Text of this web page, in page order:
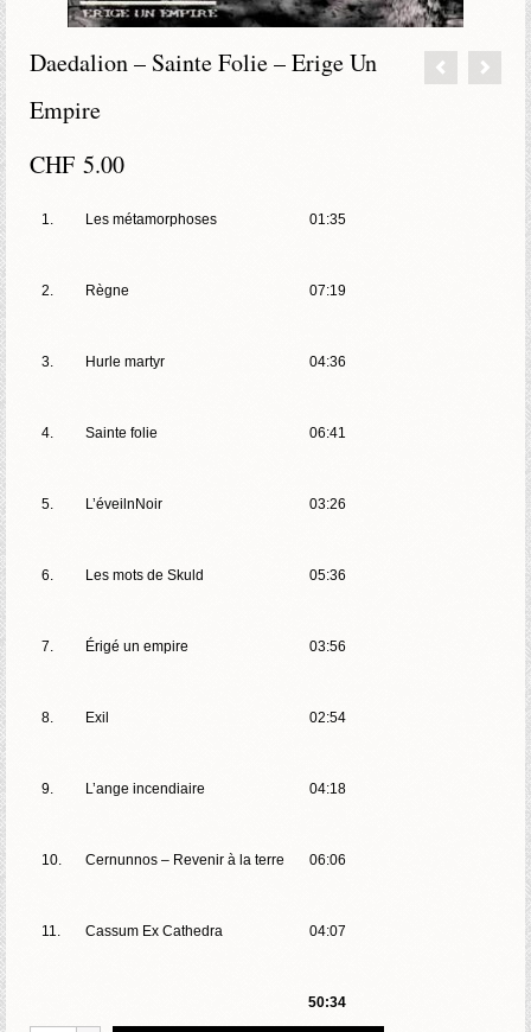
Daedalion – Sainte Folie – Erige Un
Empire
CHF 5.00
1. Les métamorphoses 01:35
2. Règne 07:19
3. Hurle martyr 04:36
4. Sainte folie 06:41
5. L’éveilnNoir 03:26
6. Les mots de Skuld 05:36
7. Érigé un empire 03:56
8. Exil 02:54
9. L’ange incendiaire 04:18
10. Cernunnos – Revenir à la terre 06:06
11. Cassum Ex Cathedra 04:07
50:34